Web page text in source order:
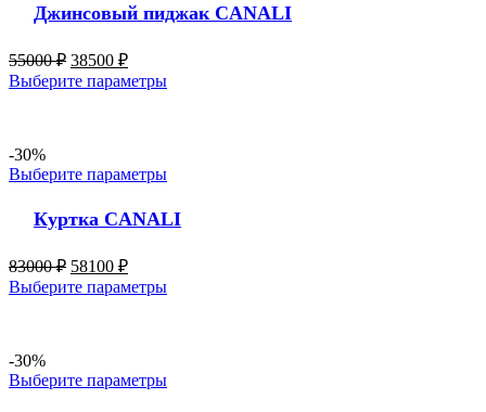
Джинсовый пиджак CANALI
55000₽ 38500 ₽
Выберите параметры
-30%
Выберите параметры
Куртка CANALI
83000₽ 58100 ₽
Выберите параметры
-30%
Выберите параметры